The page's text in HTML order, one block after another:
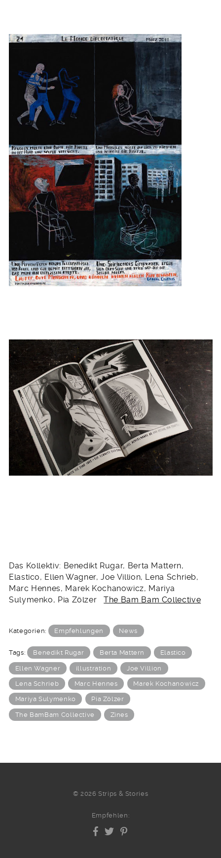
Das Kollektiv: Benedikt Rugar, Berta Mattern,
Elastico, Ellen Wagner, Joe Villion, Lena Schrieb,
Marc Hennes, Marek Kochanowicz, Mariya
Sulymenko, Pia ZölzerThe Bam Bam Collective
Kategorien: Empfehlungen News
Tags: Benedikt Rugar Berta Mattern Elastico
Ellen Wagner illustration Joe Villion
Lena Schrieb Marc Hennes Marek Kochanowicz
Mariya Sulymenko Pia Zölzer
The BamBam Collective Zines
© 2026 Strips & Stories
Empfehlen: